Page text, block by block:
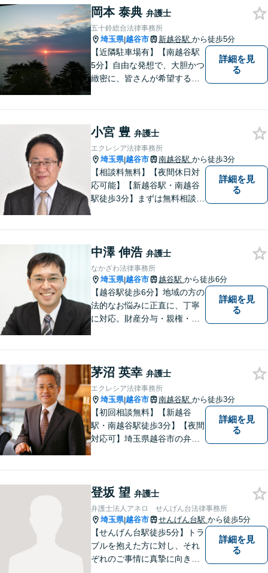
岡本 泰典 弁護士
五十鈴総合法律事務所
埼玉県|越谷市 新越谷駅 から徒歩5分
【近隣駐車場有】【南越谷駅
5分】自由な発想で、大胆かつ
緻密に、皆さんが希望する結
くなります。 お早めにご相談
ください。
詳細を見
る
小宮 豊 弁護士
エクレシア法律事務所
埼玉県|越谷市 南越谷駅 から徒歩3分
【相談料無料】【夜間休日対
応可能】【新越谷駅・南越谷
駅徒歩3分】まずは無料相談
詳細を見
る
中澤 伸浩 弁護士
なかざわ法律事務所
埼玉県|越谷市 越谷駅 から徒歩6分
【越谷駅徒歩6分】地域の方の
法的なお悩みに正直に、丁寧
に対応。財産分与・親権・養
近なお困りごとはお気軽にご
相談ください。
詳細を見
る
茅沼 英幸 弁護士
エクレシア法律事務所
埼玉県|越谷市 南越谷駅 から徒歩3分
【初回相談無料】【新越谷
駅・南越谷駅徒歩3分】【夜間
対応可】埼玉県越谷市の弁護
詳細を見
る
登坂 望 弁護士
弁護士法人アネロ せんげん台法律事務所
埼玉県|越谷市 せんげん台駅 から徒歩5分
【せんげん台駅徒歩5分】トラ
ブルを抱えた方に対し、それ
ぞれのご事情に真摯に向き合
詳細を見
る